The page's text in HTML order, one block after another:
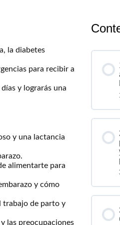
la diabetes
para recibir a
y lograrás una
y una lactancia
alimentarte para
y cómo
trabajo de parto y
las preocupaciones